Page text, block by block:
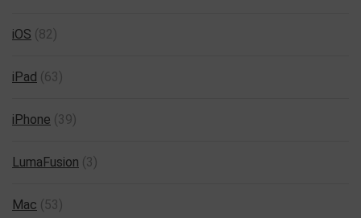
iOS (82)
iPad (63)
iPhone (39)
LumaFusion (3)
Mac (53)